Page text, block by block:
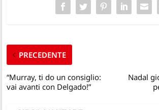
PRECEDENTE
“Murray, ti do un consiglio:
vai avanti con Delgado!”
Nadal